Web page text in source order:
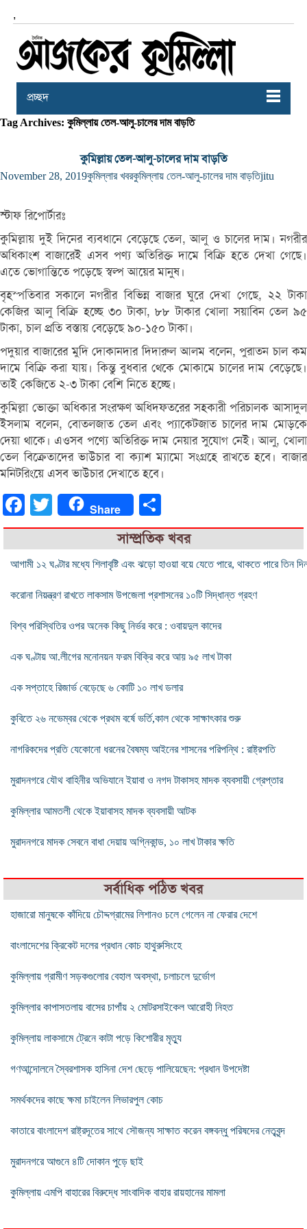
,
প্রচ্ছদ
Tag Archives: কুমিল্লায় তেল-আলু-চালের দাম বাড়তি
কুমিল্লায় তেল-আলু-চালের দাম বাড়তি
November 28, 2019কুমিল্লার খবরকুমিল্লায় তেল-আলু-চালের দাম বাড়তিjitu
স্টাফ রিপোর্টারঃ
কুমিল্লায় দুই দিনের ব্যবধানে বেড়েছে তেল, আলু ও চালের দাম। নগরীর
অধিকাংশ বাজারেই এসব পণ্য অতিরিক্ত দামে বিক্রি হতে দেখা গেছে।
এতে ভোগান্তিতে পড়েছে স্বল্প আয়ের মানুষ।
বৃহস্পতিবার সকালে নগরীর বিভিন্ন বাজার ঘুরে দেখা গেছে, ২২ টাকা
কেজির আলু বিক্রি হচ্ছে ৩০ টাকা, ৮৮ টাকার খোলা সয়াবিন তেল ৯৫
টাকা, চাল প্রতি বস্তায় বেড়েছে ৯০-১৫০ টাকা।
পদুয়ার বাজারের মুদি দোকানদার দিদারুল আলম বলেন, পুরাতন চাল কম
দামে বিক্রি করা যায়। কিন্তু বুধবার থেকে মোকামে চালের দাম বেড়েছে।
তাই কেজিতে ২-৩ টাকা বেশি নিতে হচ্ছে।
কুমিল্লা ভোক্তা অধিকার সংরক্ষণ অধিদফতরের সহকারী পরিচালক আসাদুল
ইসলাম বলেন, বোতলজাত তেল এবং প্যাকেটজাত চালের দাম মোড়কে
দেয়া থাকে। এওসব পণ্যে অতিরিক্ত দাম নেয়ার সুযোগ নেই। আলু, খোলা
তেল বিক্রেতাদের ভাউচার বা ক্যাশ ম্যামো সংগ্রহে রাখতে হবে। বাজার
মনিটরিংয়ে এসব ভাউচার দেখাতে হবে।
FacebookTwitter Share
সাম্প্রতিক খবর
আগামী ১২ ঘণ্টার মধ্যে শিলাবৃষ্টি এবং ঝড়ো হাওয়া বয়ে যেতে পারে, থাকতে পারে তিন
করোনা নিয়ন্ত্রণ রাখতে লাকসাম উপজেলা প্রশাসনের ১০টি সিদ্ধান্ত গ্রহণ
বিশ্ব পরিস্থিতির ওপর অনেক কিছু নির্ভর করে : ওবায়দুল কাদের
এক ঘণ্টায় আ.লীগের মনোনয়ন ফরম বিক্রি করে আয় ৯৫ লাখ টাকা
এক সপ্তাহে রিজার্ভ বেড়েছে ৬ কোটি ১০ লাখ ডলার
কুবিতে ২৬ নভেম্বর থেকে প্রথম বর্ষে ভর্তি,কাল থেকে সাক্ষাৎকার শুরু
নাগরিকদের প্রতি যেকোনো ধরনের বৈষম্য আইনের শাসনের পরিপন্থি : রাষ্ট্রপতি
মুরাদনগরে যৌথ বাহিনীর অভিযানে ইয়াবা ও নগদ টাকাসহ মাদক ব্যবসায়ী গ্রেপ্তার
কুমিল্লার আমতলী থেকে ইয়াবাসহ মাদক ব্যবসায়ী আটক
মুরাদনগরে মাদক সেবনে বাধা দেয়ায় অগ্নিকান্ড, ১০ লাখ টাকার ক্ষতি
সর্বাধিক পঠিত খবর
হাজারো মানুষকে কাঁদিয়ে চৌদ্দগ্রামের লিশানও চলে গেলেন না ফেরার দেশে
বাংলাদেশের ক্রিকেট দলের প্রধান কোচ হাথুরুসিংহে
কুমিল্লায় গ্রামীণ সড়কগুলোর বেহাল অবস্থা, চলাচলে দুর্ভোগ
কুমিল্লার কাপাসতলায় বাসের চাপাঁয় ২ মোটরসাইকেল আরোহী নিহত
কুমিল্লায় লাকসামে ট্রেনে কাটা পড়ে কিশোরীর মৃত্যু
গণআন্দোলনে স্বৈরশাসক হাসিনা দেশ ছেড়ে পালিয়েছেন: প্রধান উপদেষ্টা
সমর্থকদের কাছে ক্ষমা চাইলেন লিভারপুল কোচ
কাতারে বাংলাদেশ রাষ্ট্রদূতের সাথে সৌজন্য সাক্ষাত করেন বঙ্গবন্ধু পরিষদের নেতৃবৃন্দ
মুরাদনগরে আগুনে ৪টি দোকান পুড়ে ছাই
কুমিল্লায় এমপি বাহারের বিরুদ্ধে সাংবাদিক বাহার রায়হানের মামলা